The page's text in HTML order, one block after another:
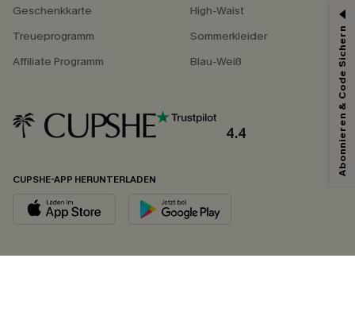
Geschenkkarte
Treueprogramm
Affiliate Programm
High-Waist
Sommerkleider
Blau-Weiß
4.4
CUPSHE-APP HERUNTERLADEN
Abonnieren & Code Sichern